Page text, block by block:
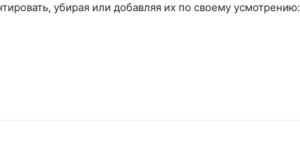
убирая или добавляя их по своему усмотрению: